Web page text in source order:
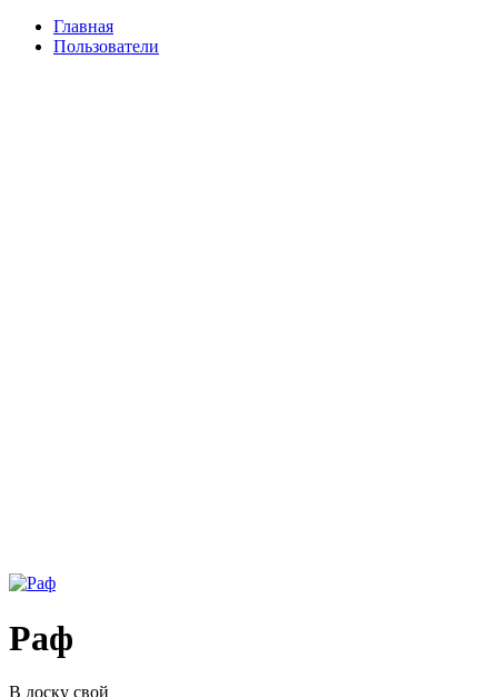
Главная
Пользователи
Раф
В доску свой